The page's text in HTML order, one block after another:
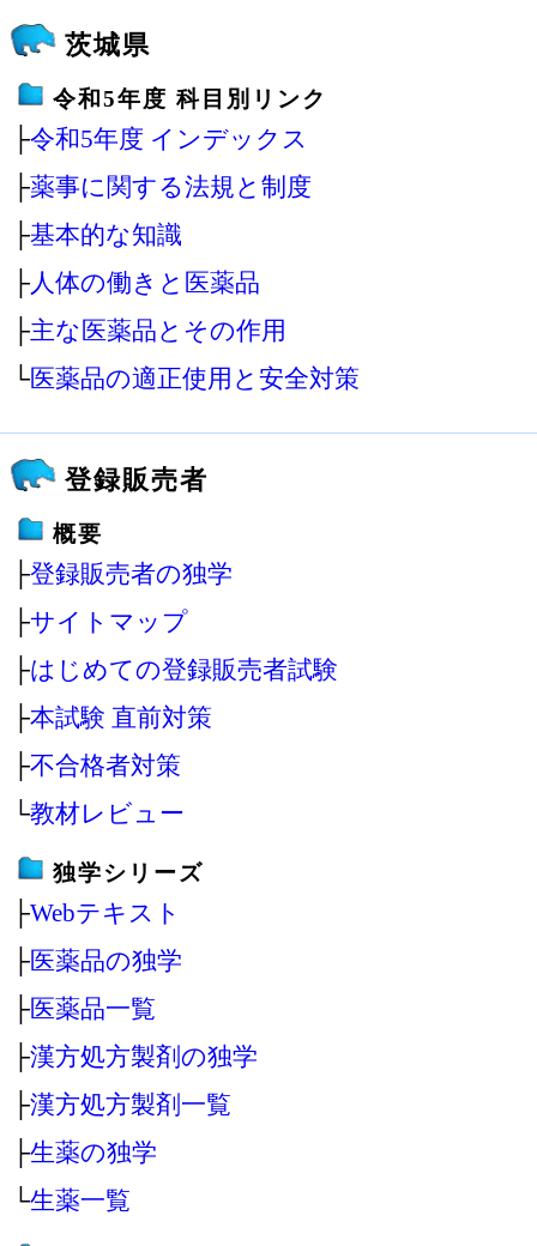
茨城県
令和5年度 科目別リンク
├令和5年度 インデックス
├薬事に関する法規と制度
├基本的な知識
├人体の働きと医薬品
├主な医薬品とその作用
└医薬品の適正使用と安全対策
登録販売者
概要
├登録販売者の独学
├サイトマップ
├はじめての登録販売者試験
├本試験 直前対策
├不合格者対策
└教材レビュー
独学シリーズ
├Webテキスト
├医薬品の独学
├医薬品一覧
├漢方処方製剤の独学
├漢方処方製剤一覧
├生薬の独学
└生薬一覧